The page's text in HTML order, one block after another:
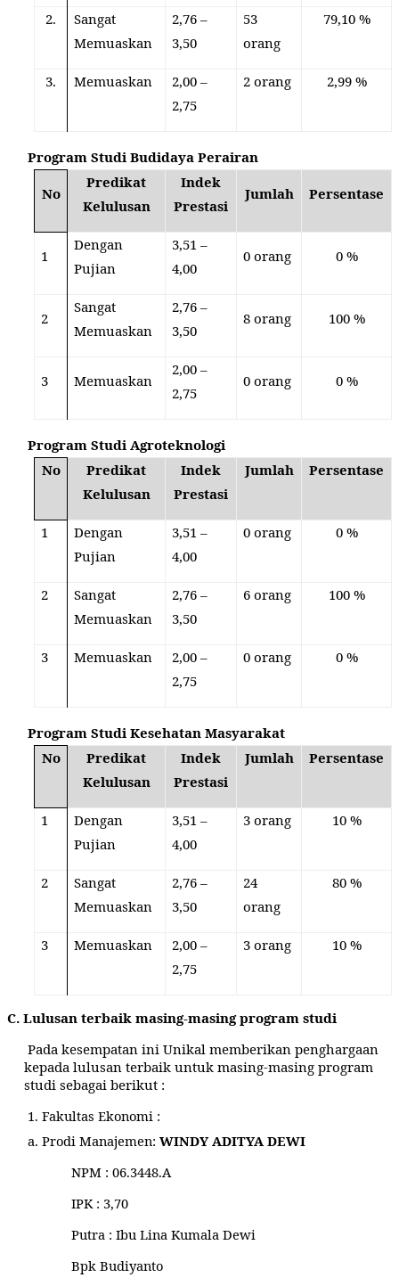
2.
Sangat
Memuaskan
2,76 –
3,50
53
orang
79,10 %
3. Memuaskan
2,00 –
2,75
2 orang 2,99 %
Program Studi Budidaya Perairan
No
Predikat
Kelulusan
Indek
Prestasi
Jumlah Persentase
1
Dengan
Pujian
3,51 –
4,00
0orang 0 %
2
Sangat
Memuaskan
2,76 –
3,50
8 orang 100 %
3 Memuaskan
2,00 –
2,75
0 orang 0 %
Program Studi Agroteknologi
No
Predikat
Kelulusan
Indek
Prestasi
Jumlah Persentase
1
Dengan
Pujian
3,51 –
4,00
0 orang 0 %
2
Sangat
Memuaskan
2,76 –
3,50
6 orang 100 %
3 Memuaskan
2,00 –
2,75
0 orang 0 %
Program Studi Kesehatan Masyarakat
No
Predikat
Kelulusan
Indek
Prestasi
Jumlah Persentase
1
Dengan
Pujian
3,51 –
4,00
3 orang 10 %
2
Sangat
Memuaskan
2,76 –
3,50
24
orang
80 %
3 Memuaskan
2,00 –
2,75
3 orang 10 %
C. Lulusan terbaik masing-masing program studi
Pada kesempatan ini Unikal memberikan penghargaan
kepada lulusan terbaik untuk masing-masing program
studi sebagai berikut :
1. Fakultas Ekonomi :
a. Prodi Manajemen: WINDY ADITYA DEWI
NPM : 06.3448.A
IPK : 3,70
Putra : Ibu Lina Kumala Dewi
Bpk Budiyanto